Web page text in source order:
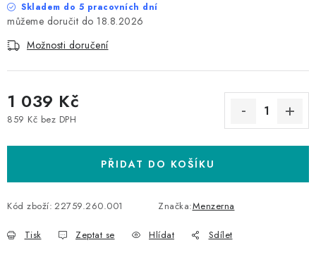
Skladem do 5 pracovních dní
18.8.2026
Možnosti doručení
1 039 Kč
859 Kč bez DPH
PŘIDAT DO KOŠÍKU
Kód zboží: 22759.260.001 Značka:Menzerna
Tisk Zeptat se Hlídat Sdílet